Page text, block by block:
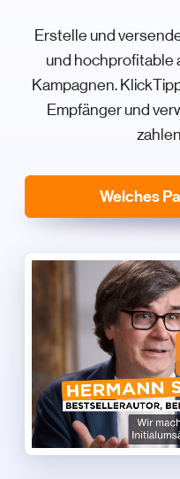
Erstelle und
und hochprofitable
Kampagnen.
Empfänger und
Welches